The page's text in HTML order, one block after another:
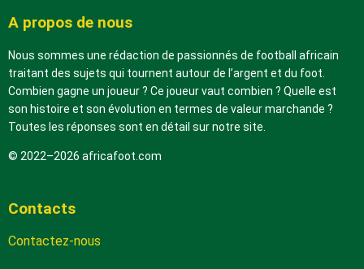
A propos de nous
Nous sommes une rédaction de passionnés de football africain
traitant des sujets qui tournent autour de l’argent et du foot.
Combien gagne un joueur ? Ce joueur vaut combien ? Quelle est
son histoire et son évolution en termes de valeur marchande ?
Toutes les réponses sont en détail sur notre site.
© 2022–2026 africafoot.com
Contacts
Contactez-nous